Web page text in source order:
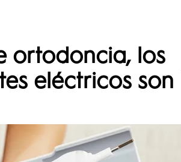
ortodoncia, los
eléctricos son